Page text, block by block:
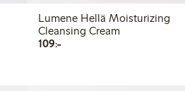
Lumene Hellä Moisturizing
Cleansing Cream
109:-109,00 kr